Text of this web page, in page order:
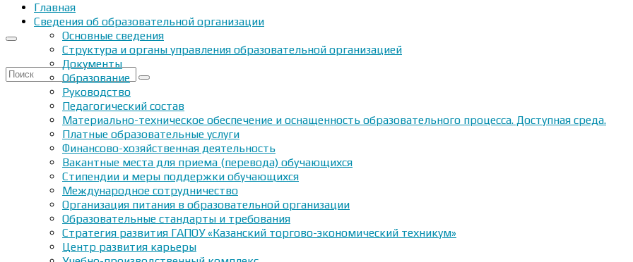
Искать:
Главная
Сведения об образовательной организации
Основные сведения
Структура и органы управления образовательной организацией
Документы
Образование
Руководство
Педагогический состав
Материально-техническое обеспечение и оснащенность образовательного процесса. Доступная среда.
Платные образовательные услуги
Финансово-хозяйственная деятельность
Вакантные места для приема (перевода) обучающихся
Стипендии и меры поддержки обучающихся
Международное сотрудничество
Организация питания в образовательной организации
Образовательные стандарты и требования
Стратегия развития ГАПОУ «Казанский торгово-экономический техникум»
Центр развития карьеры